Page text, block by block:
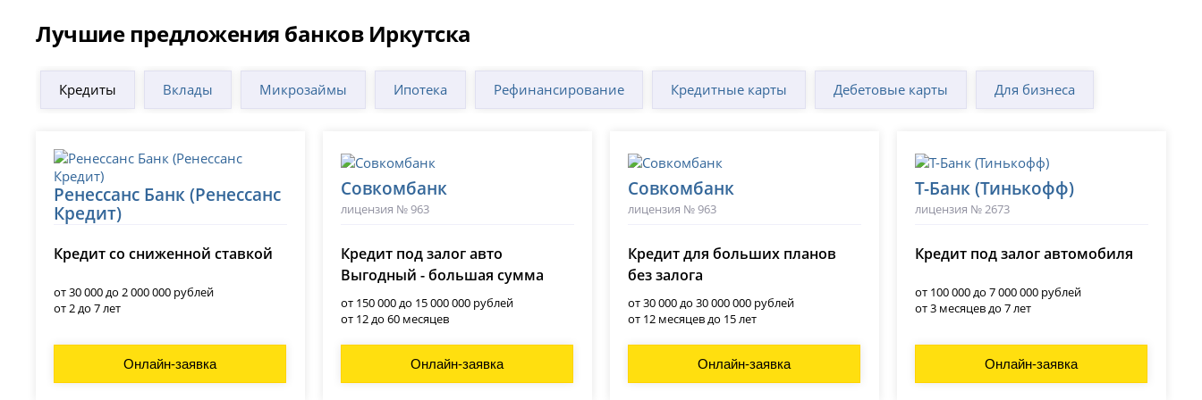
Лучшие предложения банков Иркутска
Кредиты Вклады Микрозаймы Ипотека Рефинансирование Кредитные карты Дебетовые карты Для бизнеса
Ренессанс Банк (Ренессанс
Кредит)
Кредит со сниженной ставкой
от 30 000 до 2 000 000 рублей
от 2 до 7 лет
Онлайн-заявка
Совкомбанк
лицензия № 963
Кредит под залог авто
Выгодный - большая сумма
от 150 000 до 15 000 000 рублей
от 12 до 60 месяцев
Онлайн-заявка
Совкомбанк
лицензия № 963
Кредит для больших планов
без залога
от 30 000 до 30 000 000 рублей
от 12 месяцев до 15 лет
Онлайн-заявка
Т-Банк (Тинькофф)
лицензия № 2673
Кредит под залог автомобиля
от 100 000 до 7 000 000 рублей
от 3 месяцев до 7 лет
Онлайн-заявка